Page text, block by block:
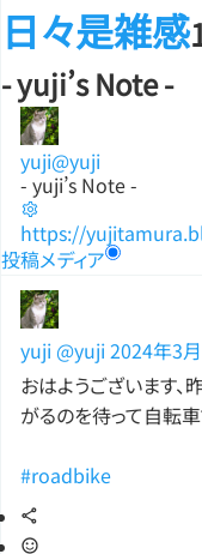
日々是雑感
- yuji’s Note -
yuji@yuji
- yuji’s Note -
https://
投稿メディア
yuji @yuji2024年3
おはようございます
がるのを待って自転車
#roadbike